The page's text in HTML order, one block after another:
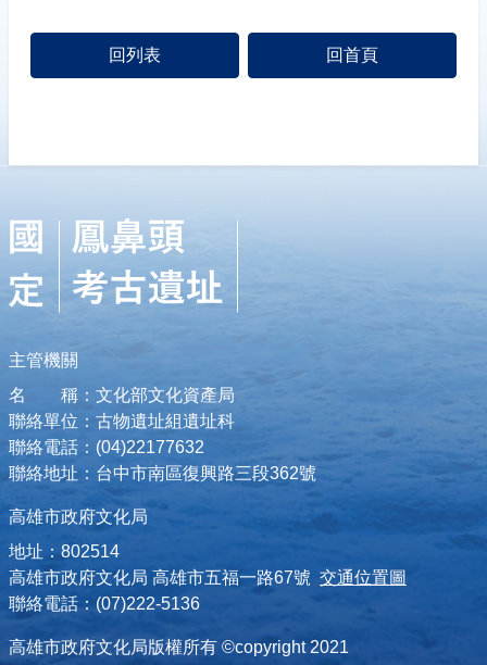
回列表 回首頁
主管機關
名 稱：文化部文化資產局
聯絡單位：古物遺址組遺址科
聯絡電話：(04)22177632
聯絡地址：台中市南區復興路三段362號
高雄市政府文化局
地址：802514
高雄市政府文化局 高雄市五福一路67號 交通位置圖
聯絡電話：(07)222-5136
高雄市政府文化局版權所有 ©copyright 2021